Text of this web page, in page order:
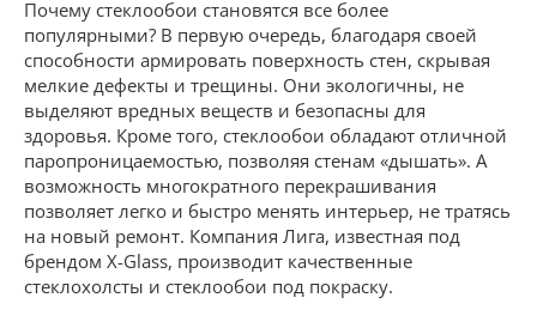
Почему стеклообои становятся все более
популярными? В первую очередь, благодаря своей
способности армировать поверхность стен, скрывая
мелкие дефекты и трещины. Они экологичны, не
выделяют вредных веществ и безопасны для
здоровья. Кроме того, стеклообои обладают отличной
паропроницаемостью, позволяя стенам «дышать». А
возможность многократного перекрашивания
позволяет легко и быстро менять интерьер, не тратясь
на новый ремонт. Компания Лига, известная под
брендом X-Glass, производит качественные
стеклохолсты и стеклообои под покраску.